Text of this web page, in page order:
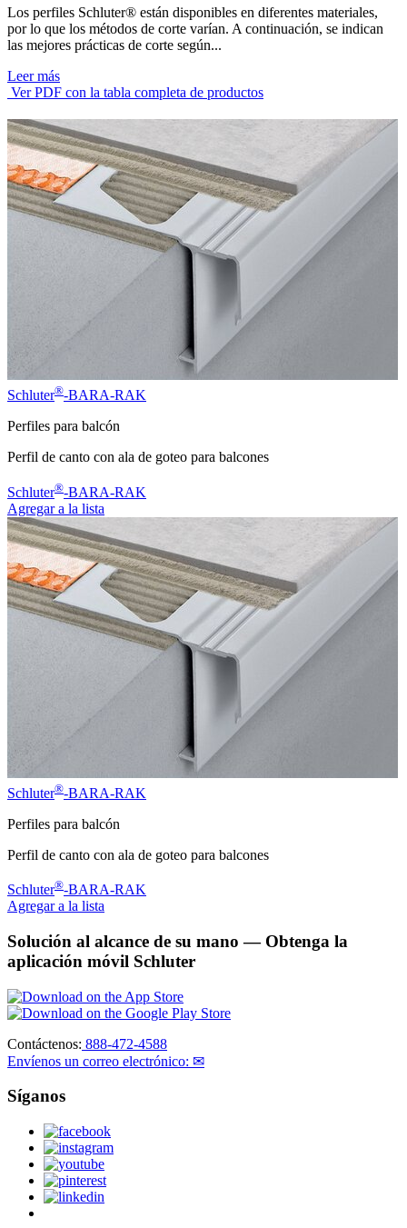
Los perfiles Schluter® están disponibles en diferentes materiales,
por lo que los métodos de corte varían. A continuación, se indican
las mejores prácticas de corte según...
Leer más
Ver PDF con la tabla completa de productos
Schluter®-BARA-RAK
Perfiles para balcón
Perfil de canto con ala de goteo para balcones
Schluter®-BARA-RAK
Agregar a la lista
Schluter®-BARA-RAK
Perfiles para balcón
Perfil de canto con ala de goteo para balcones
Schluter®-BARA-RAK
Agregar a la lista
Solución al alcance de su mano — Obtenga la
aplicación móvil Schluter
Contáctenos: 888-472-4588
Envíenos un correo electrónico: ✉
Síganos